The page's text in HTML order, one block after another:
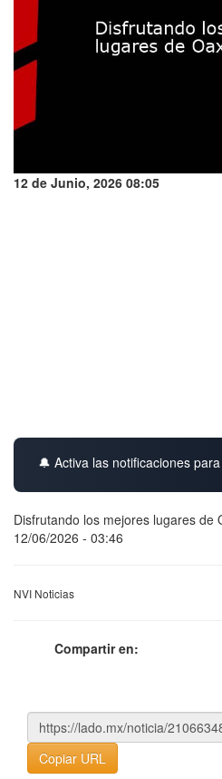
12 de Junio, 2026 08:05
🔔 Activa las notificaciones
Disfrutando los mejores lugares de
12/06/2026 - 03:46
NVI Noticias
Compartir en:
Copiar URL